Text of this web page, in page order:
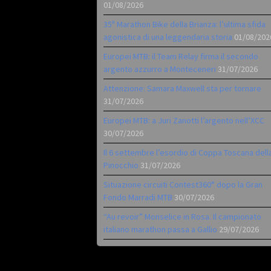
01/08/2026
35ª Marathon Bike della Brianza: l’ultima sfida
agonistica di una leggendaria storia 01/08/
Europei MTB: il Team Relay firma il secondo
argento azzurro a Monteceneri 31/07/2026
Attenzione: Samara Maxwell sta per tornare
31/07/2026
Europei MTB: a Juri Zanotti l’argento nell’XCC
30/07/2026
Il 6 settembre l’esordio di Coppa Toscana
Pinocchio 31/07/2026
Situazione circuiti Contest360° dopo la Gran
Fondo Marradi MTB 30/07/2026
“Au revoir” Monselice in Rosa. Il campionato
italiano marathon passa a Gallio 29/07/2026